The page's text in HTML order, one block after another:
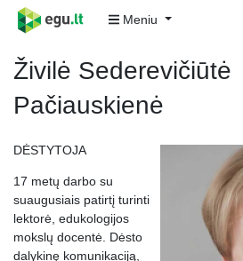
Meniu
Živilė Sederevičiūtė
Pačiauskienė
DĖSTYTOJA
17 metų darbo su
suaugusiais patirtį turinti
lektorė, edukologijos
mokslų docentė. Dėsto
dalykinę komunikaciją,